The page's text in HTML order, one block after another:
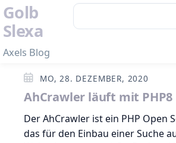
Golb
Slexa
Axels Blog
MO, 28. DEZEMBER, 2020
AhCrawler läuft mit PHP8
Der AhCrawler ist ein PHP Open
das für den Einbau einer Suche